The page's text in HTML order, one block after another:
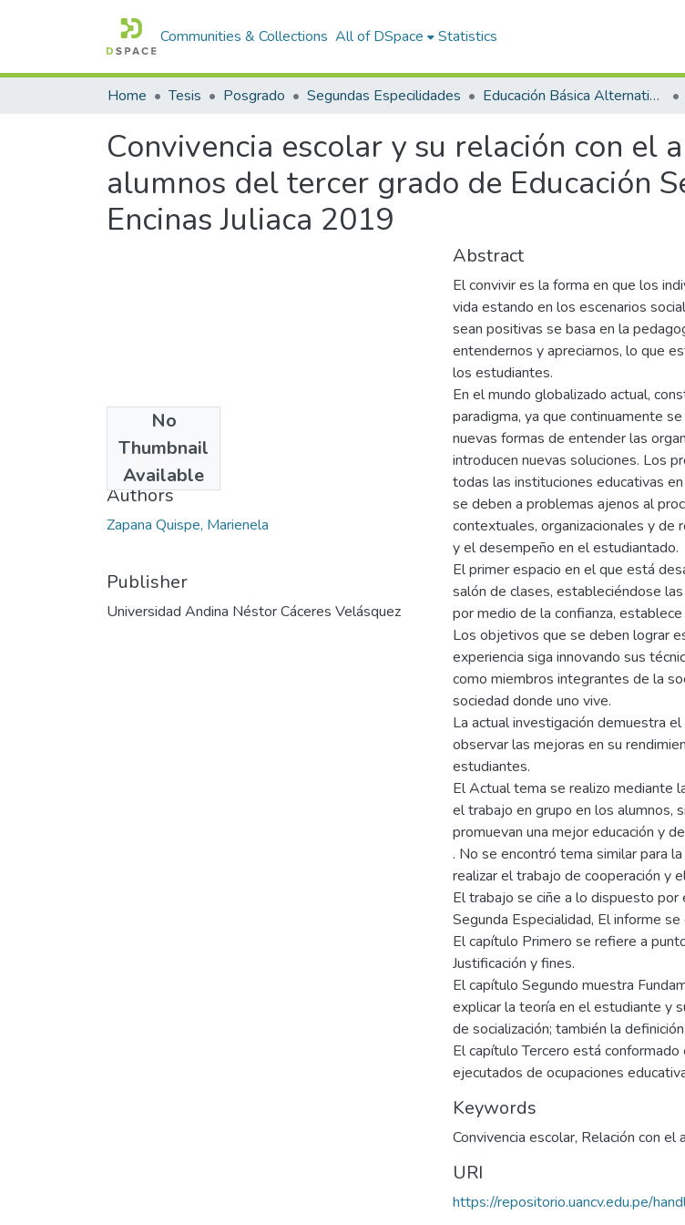
Communities & Collections All of DSpace Statistics
Home Tesis Posgrado Segundas Especilidades Educación Básica Alternativa y Tutoría
Convivencia escolar y su relación con el
alumnos del tercer grado de Educación
Encinas Juliaca 2019
No
Thumbnail
Available
2023
Authors
Zapana Quispe, Marienela
Publisher
Universidad Andina Néstor Cáceres Velásquez
Abstract
El convivir es la forma en que los
vida estando en los escenarios
sean positivas se basa en la
entendernos y apreciarnos, lo que
los estudiantes.
En el mundo globalizado actual,
paradigma, ya que continuamente
nuevas formas de entender las
introducen nuevas soluciones. Los
todas las instituciones educativas
se deben a problemas ajenos al
contextuales, organizacionales y de
y el desempeño en el estudiantado.
El primer espacio en el que está
salón de clases, estableciéndose
por medio de la confianza,
Los objetivos que se deben lograr
experiencia siga innovando sus
como miembros integrantes de la
sociedad donde uno vive.
La actual investigación demuestra
observar las mejoras en su
estudiantes.
El Actual tema se realizo mediante
el trabajo en grupo en los alumnos,
promuevan una mejor educación y
. No se encontró tema similar para
realizar el trabajo de cooperación y
El trabajo se ciñe a lo dispuesto
Segunda Especialidad, El informe
El capítulo Primero se refiere a
Justificación y fines.
El capítulo Segundo muestra
explicar la teoría en el estudiante y
de socialización; también la
El capítulo Tercero está
ejecutados de ocupaciones
Keywords
Convivencia escolar, Relación con el
URI
https://repositorio.uancv.edu.pe/